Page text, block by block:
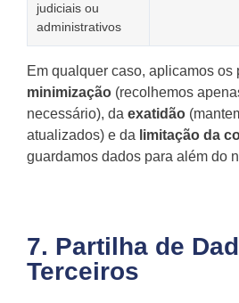
judiciais ou
administrativos
Em qualquer caso, aplicamos os
minimização (recolhemos
necessário), da exatidão
atualizados) e da limitação da
guardamos dados para além do
7. Partilha de
Terceiros